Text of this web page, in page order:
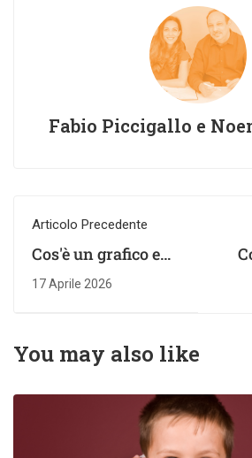
Fabio Piccigallo e
Articolo Precedente
Cos'è un grafico e
come sceglierlo per
comunicare dati
17 Aprile 2026
You may also like